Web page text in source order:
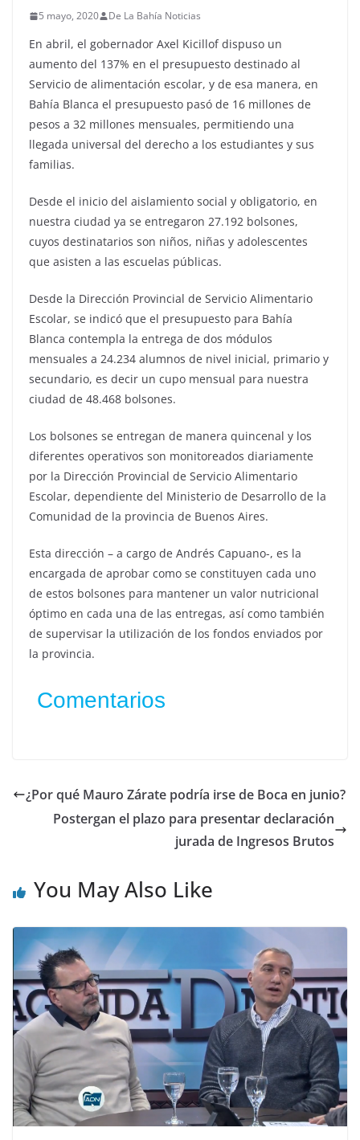
5 mayo, 2020 De La Bahía Noticias
En abril, el gobernador Axel Kicillof dispuso un
aumento del 137% en el presupuesto destinado al
Servicio de alimentación escolar, y de esa manera, en
Bahía Blanca el presupuesto pasó de 16 millones de
pesos a 32 millones mensuales, permitiendo una
llegada universal del derecho a los estudiantes y sus
familias.
Desde el inicio del aislamiento social y obligatorio, en
nuestra ciudad ya se entregaron 27.192 bolsones,
cuyos destinatarios son niños, niñas y adolescentes
que asisten a las escuelas públicas.
Desde la Dirección Provincial de Servicio Alimentario
Escolar, se indicó que el presupuesto para Bahía
Blanca contempla la entrega de dos módulos
mensuales a 24.234 alumnos de nivel inicial, primario y
secundario, es decir un cupo mensual para nuestra
ciudad de 48.468 bolsones.
Los bolsones se entregan de manera quincenal y los
diferentes operativos son monitoreados diariamente
por la Dirección Provincial de Servicio Alimentario
Escolar, dependiente del Ministerio de Desarrollo de la
Comunidad de la provincia de Buenos Aires.
Esta dirección – a cargo de Andrés Capuano-, es la
encargada de aprobar como se constituyen cada uno
de estos bolsones para mantener un valor nutricional
óptimo en cada una de las entregas, así como también
de supervisar la utilización de los fondos enviados por
la provincia.
Comentarios
¿Por qué Mauro Zárate podría irse de Boca en junio?
Postergan el plazo para presentar declaración
jurada de Ingresos Brutos
You May Also Like